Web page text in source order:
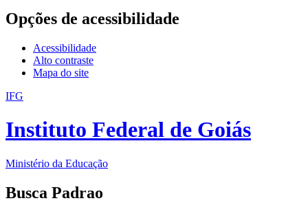
Opções de acessibilidade
Acessibilidade
Alto contraste
Mapa do site
IFG
Instituto Federal de Goiás
Ministério da Educação
Busca Padrao